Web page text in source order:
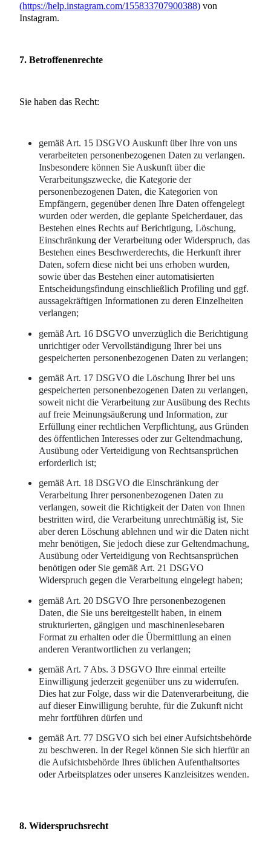
(https://help.instagram.com/155833707900388) von
Instagram.
7. Betroffenenrechte
Sie haben das Recht:
gemäß Art. 15 DSGVO Auskunft über Ihre von uns
verarbeiteten personenbezogenen Daten zu verlangen.
Insbesondere können Sie Auskunft über die
Verarbeitungszwecke, die Kategorie der
personenbezogenen Daten, die Kategorien von
Empfängern, gegenüber denen Ihre Daten offengelegt
wurden oder werden, die geplante Speicherdauer, das
Bestehen eines Rechts auf Berichtigung, Löschung,
Einschränkung der Verarbeitung oder Widerspruch, das
Bestehen eines Beschwerderechts, die Herkunft ihrer
Daten, sofern diese nicht bei uns erhoben wurden,
sowie über das Bestehen einer automatisierten
Entscheidungsfindung einschließlich Profiling und ggf.
aussagekräftigen Informationen zu deren Einzelheiten
verlangen;
gemäß Art. 16 DSGVO unverzüglich die Berichtigung
unrichtiger oder Vervollständigung Ihrer bei uns
gespeicherten personenbezogenen Daten zu verlangen;
gemäß Art. 17 DSGVO die Löschung Ihrer bei uns
gespeicherten personenbezogenen Daten zu verlangen,
soweit nicht die Verarbeitung zur Ausübung des Rechts
auf freie Meinungsäußerung und Information, zur
Erfüllung einer rechtlichen Verpflichtung, aus Gründen
des öffentlichen Interesses oder zur Geltendmachung,
Ausübung oder Verteidigung von Rechtsansprüchen
erforderlich ist;
gemäß Art. 18 DSGVO die Einschränkung der
Verarbeitung Ihrer personenbezogenen Daten zu
verlangen, soweit die Richtigkeit der Daten von Ihnen
bestritten wird, die Verarbeitung unrechtmäßig ist, Sie
aber deren Löschung ablehnen und wir die Daten nicht
mehr benötigen, Sie jedoch diese zur Geltendmachung,
Ausübung oder Verteidigung von Rechtsansprüchen
benötigen oder Sie gemäß Art. 21 DSGVO
Widerspruch gegen die Verarbeitung eingelegt haben;
gemäß Art. 20 DSGVO Ihre personenbezogenen
Daten, die Sie uns bereitgestellt haben, in einem
strukturierten, gängigen und maschinenlesebaren
Format zu erhalten oder die Übermittlung an einen
anderen Verantwortlichen zu verlangen;
gemäß Art. 7 Abs. 3 DSGVO Ihre einmal erteilte
Einwilligung jederzeit gegenüber uns zu widerrufen.
Dies hat zur Folge, dass wir die Datenverarbeitung, die
auf dieser Einwilligung beruhte, für die Zukunft nicht
mehr fortführen dürfen und
gemäß Art. 77 DSGVO sich bei einer Aufsichtsbehörde
zu beschweren. In der Regel können Sie sich hierfür an
die Aufsichtsbehörde Ihres üblichen Aufenthaltsortes
oder Arbeitsplatzes oder unseres Kanzleisitzes wenden.
8. Widerspruchsrecht